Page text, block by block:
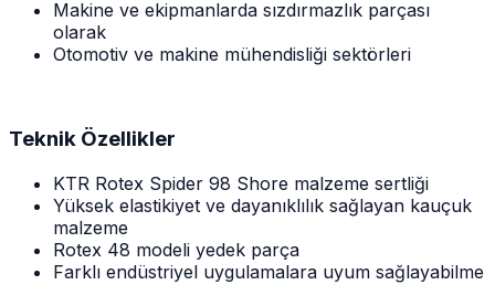
Makine ve ekipmanlarda sızdırmazlık parçası
olarak
Otomotiv ve makine mühendisliği sektörleri
Teknik Özellikler
KTR Rotex Spider 98 Shore malzeme sertliği
Yüksek elastikiyet ve dayanıklılık sağlayan kauçuk
malzeme
Rotex 48 modeli yedek parça
Farklı endüstriyel uygulamalara uyum sağlayabilme